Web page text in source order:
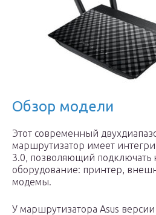
Обзор модели
Этот современный
маршрутизатор имеет
3.0, позволяющий
оборудование: принтер,
модемы.
У маршрутизатора Asus версии